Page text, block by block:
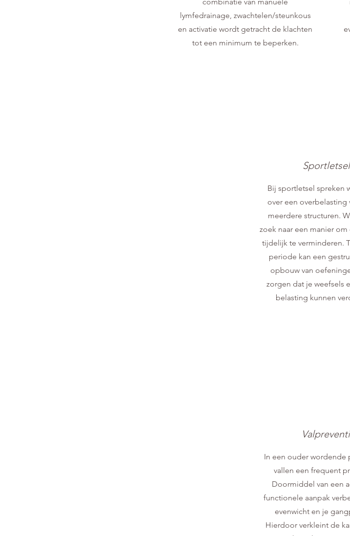
lymfedrainage, zwachtelen/steunkous
en activatie wordt getracht de klachten
tot een minimum te beperken.
S
Bij sportletsel spreken
over een overbelasting
meerdere structuren.
zoek naar een manier
tijdelijk te verminderen.
periode kan een
opbouw van
zorgen dat je weefsels
belasting kunnen
In een ouder wordende
vallen een frequent
Doormiddel van een
functionele aanpak
evenwicht en je
Hierdoor verkleint de